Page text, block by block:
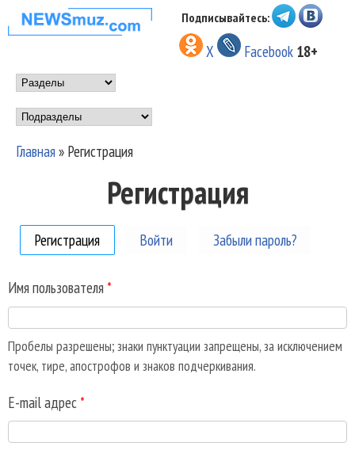
Перейти к основному
содержанию
НОВОСТИ
МУЗЫКИ И
ШОУ БИЗНЕСА
NEWSMUZ.COM
Подписывайтесь:
X Facebook 18+
Main menu
Подразделы
Главная» Регистрация
Регистрация
Регистрация (активная вкладка)
Войти Забыли пароль?
Имя пользователя *
Пробелы разрешены; знаки пунктуации запрещены, за исключением
точек, тире, апострофов и знаков подчеркивания.
E-mail адрес *